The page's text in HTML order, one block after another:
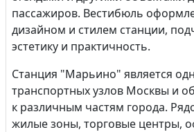
пассажиров. Вестибюль
дизайном и стилем станции,
эстетику и практичность.
Станция "Марьино" является
транспортных узлов Москвы и
к различным частям города.
жилые зоны, торговые центры,